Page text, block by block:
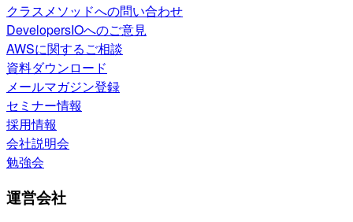
クラスメソッドへの問い合わせ
DevelopersIOへのご意見
AWSに関するご相談
資料ダウンロード
メールマガジン登録
セミナー情報
採用情報
会社説明会
勉強会
運営会社